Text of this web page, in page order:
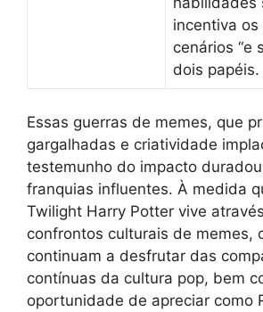
incentiva
cenários “e
dois papéis.
Essas guerras de memes, que
gargalhadas e criatividade
testemunho do impacto
franquias influentes. À medida
Twilight Harry Potter vive
confrontos culturais de memes,
continuam a desfrutar das
contínuas da cultura pop, bem
oportunidade de apreciar como